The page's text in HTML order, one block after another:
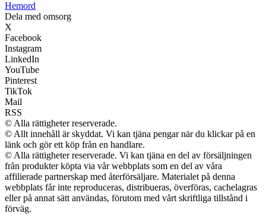
Hemord
Dela med omsorg
X
Facebook
Instagram
LinkedIn
YouTube
Pinterest
TikTok
Mail
RSS
© Alla rättigheter reserverade.
© Allt innehåll är skyddat. Vi kan tjäna pengar när du klickar på en
länk och gör ett köp från en handlare.
© Alla rättigheter reserverade. Vi kan tjäna en del av försäljningen
från produkter köpta via vår webbplats som en del av våra
affilierade partnerskap med återförsäljare. Materialet på denna
webbplats får inte reproduceras, distribueras, överföras, cachelagras
eller på annat sätt användas, förutom med vårt skriftliga tillstånd i
förväg.